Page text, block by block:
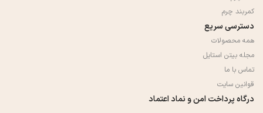
کمربند چرم
دسترسی سریع
همه محصولات
مجله بیتن استایل
تماس با ما
قوانین سایت
درگاه پرداخت امن و نماد اعتماد